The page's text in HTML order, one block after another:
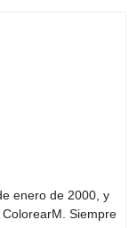
enero de 2000, y
Siempre